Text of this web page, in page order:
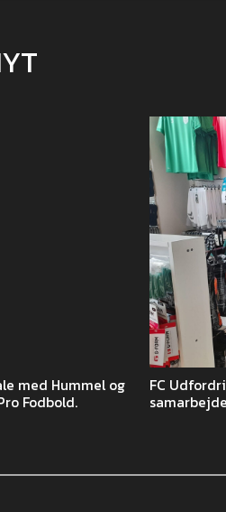
med Hummel og
Fodbold.
FC